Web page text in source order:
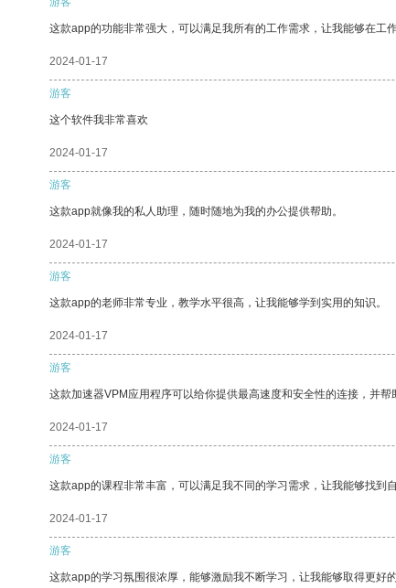
这款app的功能非常强大，可以满足我所有的工作需求，让我能够在工作
2024-01-17
游客
这个软件我非常喜欢
2024-01-17
游客
这款app就像我的私人助理，随时随地为我的办公提供帮助。
2024-01-17
游客
这款app的老师非常专业，教学水平很高，让我能够学到实用的知识。
2024-01-17
游客
这款加速器VPM应用程序可以给你提供最高速度和安全性的连接，并帮
2024-01-17
游客
这款app的课程非常丰富，可以满足我不同的学习需求，让我能够找到
2024-01-17
游客
这款app的学习氛围很浓厚，能够激励我不断学习，让我能够取得更好的